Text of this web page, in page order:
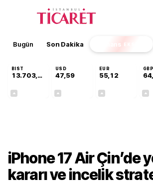
Bugün Son Dakika Finans EKSTRA
BIST
13.703,13
USD
47,59
EUR
55,12
GBP
iPhone 17 Air Çin’de
kararı ve incelik